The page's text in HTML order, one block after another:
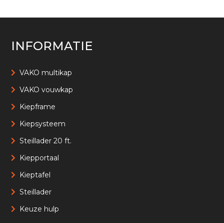
INFORMATIE
VAKO multikap
VAKO vouwkap
Kiepframe
Kiepsysteem
Steillader 20 ft.
Kiepportaal
Kieptafel
Steillader
Keuze hulp